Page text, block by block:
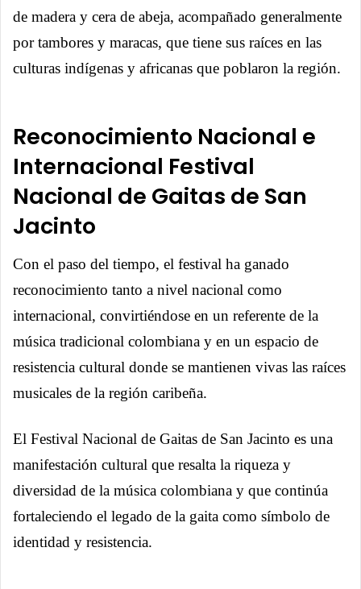
de madera y cera de abeja, acompañado generalmente
por tambores y maracas, que tiene sus raíces en las
culturas indígenas y africanas que poblaron la región.
Reconocimiento Nacional e
Internacional Festival
Nacional de Gaitas de San
Jacinto
Con el paso del tiempo, el festival ha ganado
reconocimiento tanto a nivel nacional como
internacional, convirtiéndose en un referente de la
música tradicional colombiana y en un espacio de
resistencia cultural donde se mantienen vivas las raíces
musicales de la región caribeña.
El Festival Nacional de Gaitas de San Jacinto es una
manifestación cultural que resalta la riqueza y
diversidad de la música colombiana y que continúa
fortaleciendo el legado de la gaita como símbolo de
identidad y resistencia.